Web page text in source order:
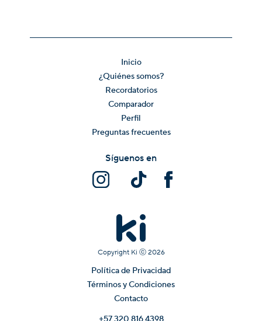
Inicio
¿Quiénes somos?
Recordatorios
Comparador
Perfil
Preguntas frecuentes
Copyright Ki ⓒ 2026
Política de Privacidad
Términos y Condiciones
Contacto
Síguenos en